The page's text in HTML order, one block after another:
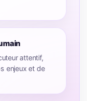
attentif,
enjeux et de